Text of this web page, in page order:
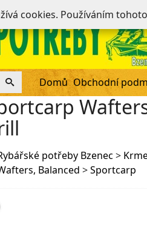
Domů Obchodní
potřeby Bzenec >
Balanced >Sportcarp
cookies. Používáním